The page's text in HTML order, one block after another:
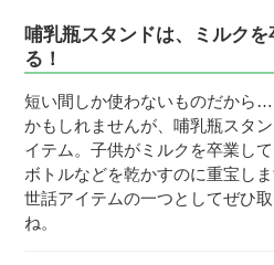
哺乳瓶スタンドは、ミルクを
る！
短い間しか使わないものだから
かもしれませんが、哺乳瓶スタ
イテム。子供がミルクを卒業し
ボトルなどを乾かすのに重宝し
世話アイテムの一つとしてぜひ
ね。